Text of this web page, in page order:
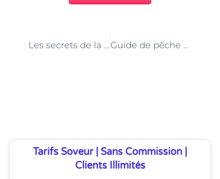
Les secrets de la Seine révélés par les guides de pêche parisiens Guide de pêche à Paris : Apprenez les techniques des professionnels de la ville
Tarifs Soveur | Sans Commission |
Clients Illimités